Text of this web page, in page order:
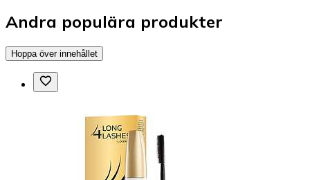
Andra populära produkter
Hoppa över innehållet